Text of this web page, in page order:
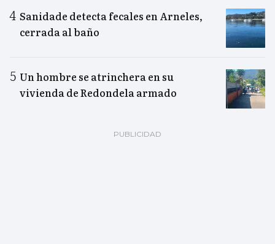
Sanidade detecta fecales en Arneles,
cerrada al baño
Un hombre se atrinchera en su
vivienda de Redondela armado